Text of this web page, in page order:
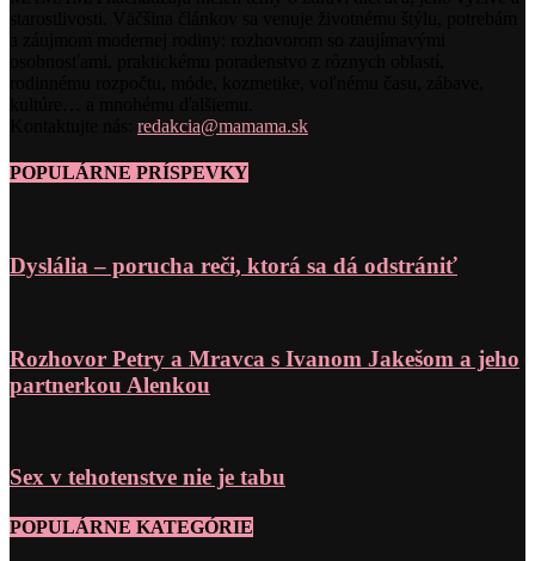
redakcia@mamama.sk
POPULÁRNE PRÍSPEVKY
Dyslália – porucha reči, ktorá sa dá odstrániť
Rozhovor Petry a Mravca s Ivanom Jakešom a jeho
partnerkou Alenkou
Sex v tehotenstve nie je tabu
POPULÁRNE KATEGÓRIE